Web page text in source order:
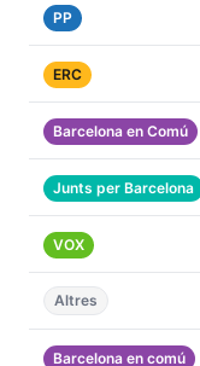
PP
ERC
Barcelona en Comú
Junts per Barcelona
VOX
Altres
Barcelona en comú